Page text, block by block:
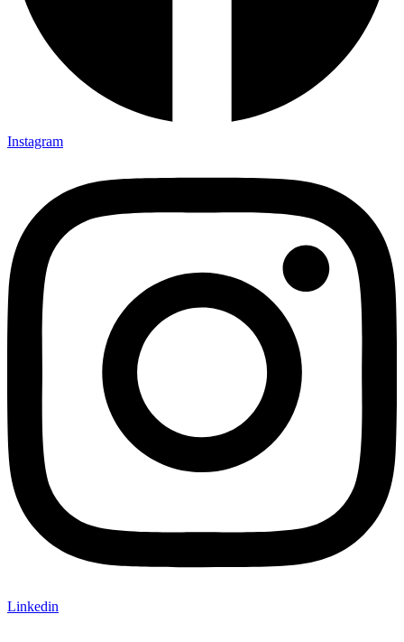
Instagram
Linkedin